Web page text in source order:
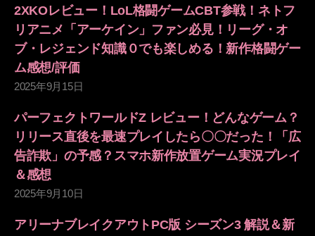
2XKOレビュー！LoL格闘ゲームCBT参戦！ネトフ
リアニメ「アーケイン」ファン必見！リーグ・オ
ブ・レジェンド知識０でも楽しめる！新作格闘ゲー
ム感想/評価
2025年9月15日
パーフェクトワールドZ レビュー！どんなゲーム？
リリース直後を最速プレイしたら〇〇だった！「広
告詐欺」の予感？スマホ新作放置ゲーム実況プレイ
＆感想
2025年9月10日
アリーナブレイクアウトPC版 シーズン3 解説＆新